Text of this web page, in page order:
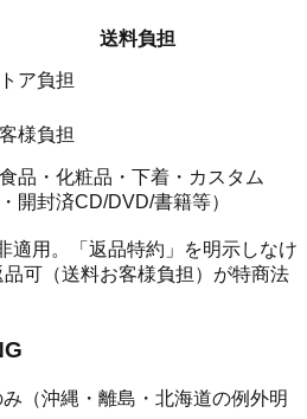
送料負担
ア負担
様負担
食品・化粧品・下着・カスタム
開封済CD/DVD/書籍等）
適用。「返品特約」を明示しなけ
可（送料お客様負担）が特商法
み（沖縄・離島・北海道の例外明